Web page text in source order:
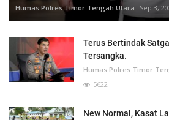
Humas Polres Timor Tengah Utara Sep 3,
Terus Bertindak
Tersangka.
Humas Polres Timor
5622
New Normal, Kasat